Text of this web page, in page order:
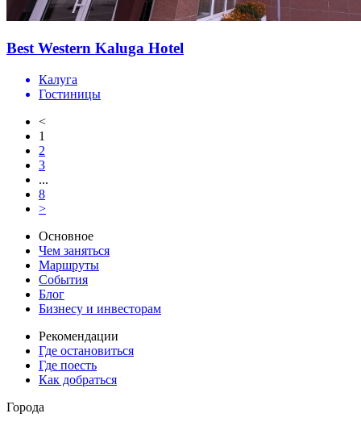
Best Western Kaluga Hotel
Калуга
Гостиницы
<
1
2
3
...
8
>
Основное
Чем заняться
Маршруты
События
Блог
Бизнесу и инвесторам
Рекомендации
Где остановиться
Где поесть
Как добраться
Города